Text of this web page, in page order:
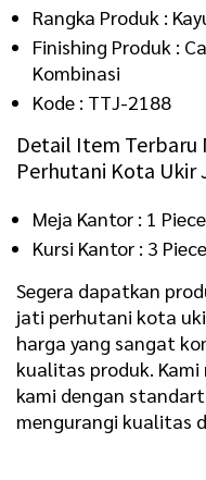
Rangka Produk :
Finishing Produk :
Kombinasi
Kode : TTJ-2188
Detail Item Terbaru
Perhutani Kota Ukir
Meja Kantor : 1 Piece
Kursi Kantor : 3
Segera dapatkan
jati perhutani kota
harga yang sangat
kualitas produk.
kami dengan
mengurangi kualitas